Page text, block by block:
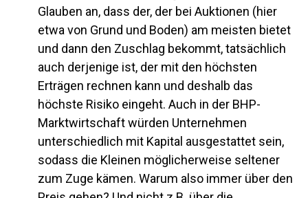
Glauben an, dass der, der bei Auktionen (hier
etwa von Grund und Boden) am meisten bietet
und dann den Zuschlag bekommt, tatsächlich
auch derjenige ist, der mit den höchsten
Erträgen rechnen kann und deshalb das
höchste Risiko eingeht. Auch in der BHP-
Marktwirtschaft würden Unternehmen
unterschiedlich mit Kapital ausgestattet sein,
sodass die Kleinen möglicherweise seltener
zum Zuge kämen. Warum also immer über den